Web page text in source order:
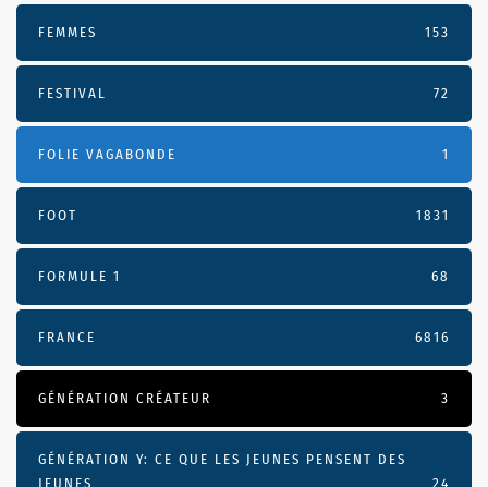
FEMMES 153
FESTIVAL 72
FOLIE VAGABONDE 1
FOOT 1831
FORMULE 1 68
FRANCE 6816
GÉNÉRATION CRÉATEUR 3
GÉNÉRATION Y: CE QUE LES JEUNES PENSENT DES
JEUNES
24